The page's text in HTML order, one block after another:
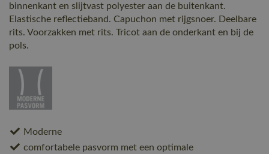
binnenkant en slijtvast polyester aan de buitenkant.
Elastische reflectieband. Capuchon met rijgsnoer. Deelbare
rits. Voorzakken met rits. Tricot aan de onderkant en bij de
pols.
Moderne
comfortabele pasvorm met een optimale